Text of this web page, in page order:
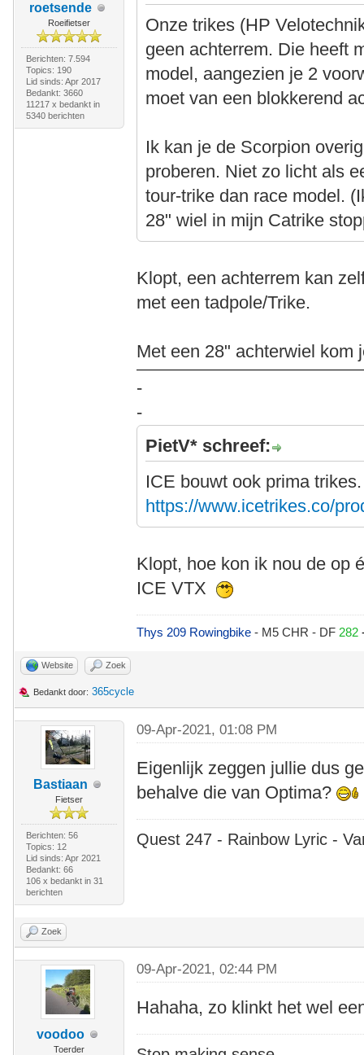
roetsende
Roeifietser
Berichten: 7.594
Topics: 190
Lid sinds: Apr 2017
Bedankt: 3660
11217 x bedankt in
5340 berichten
Onze trikes (HP
geen achterrem. Die heeft
model, aangezien je 2
moet van een blokkerend
Ik kan je de Scorpion
proberen. Niet zo licht als
tour-trike dan race model.
28" wiel in mijn Catrike
Klopt, een achterrem kan
met een tadpole/Trike.
Met een 28" achterwiel
-
-
PietV* schreef:
ICE bouwt ook prima
https://www.icetrikes.co/
Klopt, hoe kon ik nou de op
ICE VTX
Thys 209 Rowingbike- M5 CHR - DF 282
Website Zoek
Bedankt door: 365cycle
Bastiaan
Fietser
Berichten: 56
Topics: 12
Lid sinds: Apr 2021
Bedankt: 66
106 x bedankt in 31
berichten
09-Apr-2021, 01:08 PM
Eigenlijk zeggen jullie dus
behalve die van Optima?
Quest 247 - Rainbow Lyric -
Zoek
voodoo
Toerder
09-Apr-2021, 02:44 PM
Hahaha, zo klinkt het wel